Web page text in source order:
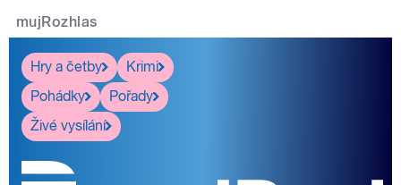
mujRozhlas
Hry a četby
Krimi
Pohádky
Pořady
Živé vysílání